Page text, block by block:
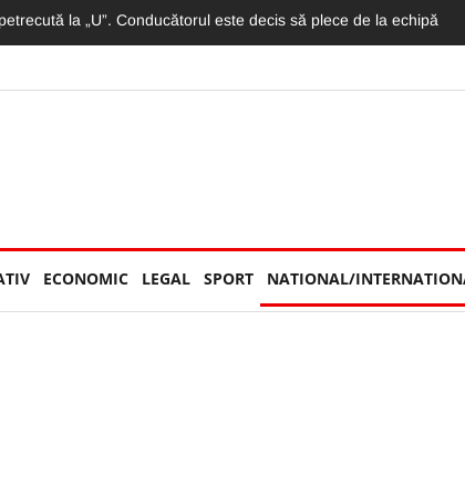
într-o piscină din Cluj: „În stânga țineam bebelușul de 4
ECONOMIC LEGAL SPORT NATIONAL/